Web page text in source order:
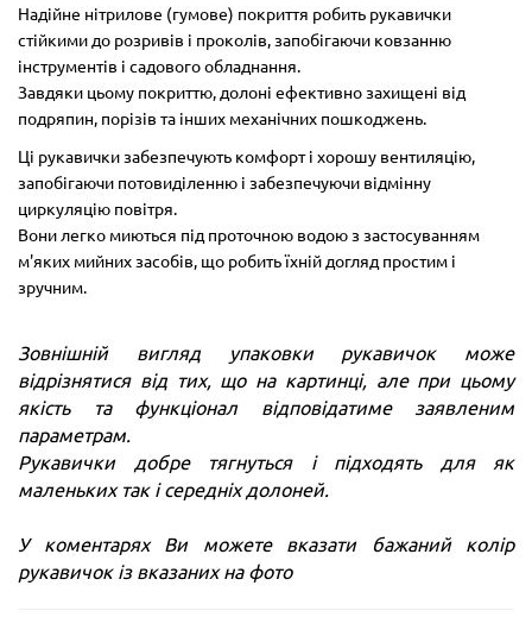
Надійне нітрилове (гумове) покриття робить рукавички
стійкими до розривів і проколів, запобігаючи ковзанню
інструментів і садового обладнання.
Завдяки цьому покриттю, долоні ефективно захищені від
подряпин, порізів та інших механічних пошкоджень.
Ці рукавички забезпечують комфорт і хорошу вентиляцію,
запобігаючи потовиділенню і забезпечуючи відмінну
циркуляцію повітря.
Вони легко миються під проточною водою з застосуванням
м'яких мийних засобів, що робить їхній догляд простим і
зручним.
Зовнішній вигляд упаковки рукавичок може
відрізнятися від тих, що на картинці, але при цьому
якість та функціонал відповідатиме заявленим
параметрам.
Рукавички добре тягнуться і підходять для як
маленьких так і середніх долоней.
У коментарях Ви можете вказати бажаний колір
рукавичок із вказаних на фото